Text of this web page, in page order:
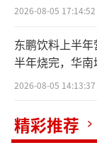
对于
声明，驳斥
象和市场信
门进行投诉
歉并消除影
及主播天权
2026-08-05 17:14:52
东鹏饮料上半
半年烧完，华
2026-08-05 14:13:37
精彩推荐